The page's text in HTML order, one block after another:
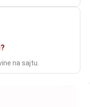
na sajtu.